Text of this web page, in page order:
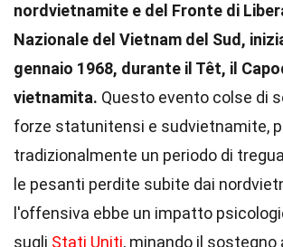
nordvietnamite e del Fronte di
Nazionale del Vietnam del Sud,
gennaio 1968, durante il Têt, il
vietnamita. Questo evento colse di
forze statunitensi e sudvietnamite,
tradizionalmente un periodo di
le pesanti perdite subite dai
l'offensiva ebbe un impatto
sugli Stati Uniti, minando il sostegno